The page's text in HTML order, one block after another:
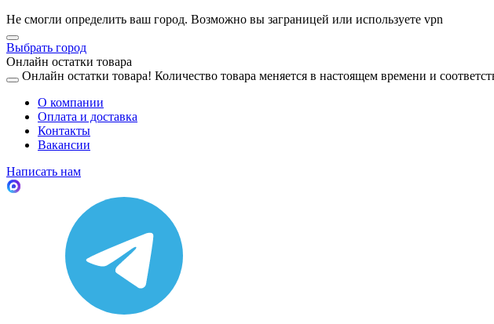
Не смогли определить ваш город. Возможно вы заграницей или используете vpn
Выбрать город
Онлайн остатки товара
Онлайн остатки товара! Количество товара меняется в настоящем времени и
О компании
Оплата и доставка
Контакты
Вакансии
Написать нам